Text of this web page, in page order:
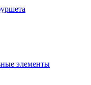
элементы